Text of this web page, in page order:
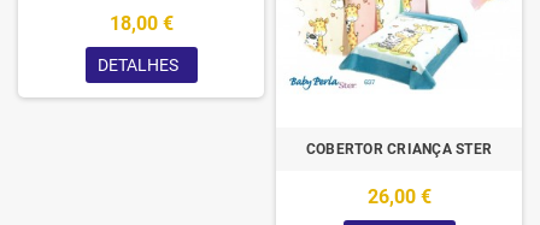
18,00 €
DETALHES
COBERTOR CRIANÇA STER
26,00 €